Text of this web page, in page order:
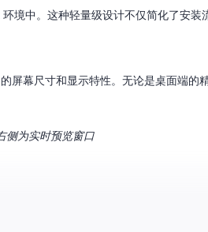
境中。这种轻量级设计不仅简化了安装
屏幕尺寸和显示特性。无论是桌面端的
侧为实时预览窗口
作逻辑进行了优化设计。